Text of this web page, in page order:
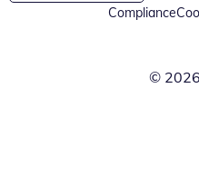
Compliance
©